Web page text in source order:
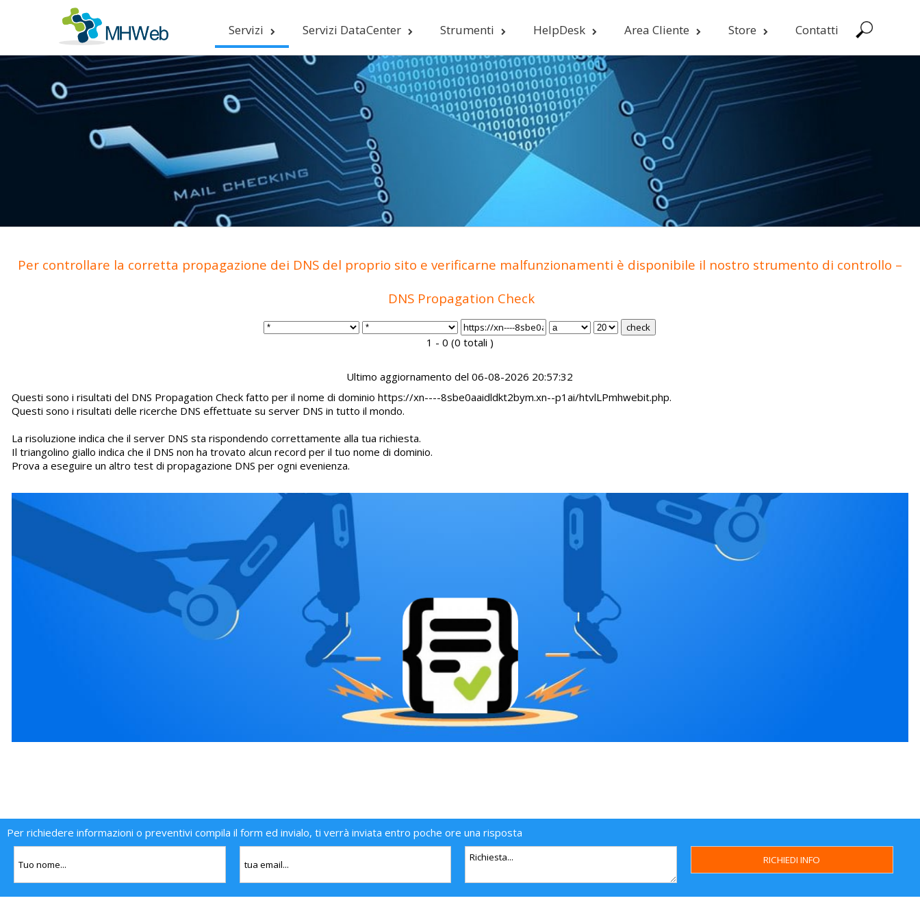
Servizi Servizi DataCenter Strumenti HelpDesk Area Cliente Store Contatti
Per controllare la corretta propagazione dei DNS del proprio sito e verificarne malfunzionamenti è disponibile il nostro strumento di controllo –
DNS Propagation Check
1 - 0 (0 totali )
Ultimo aggiornamento del 06-08-2026 20:57:32
Questi sono i risultati del DNS Propagation Check fatto per il nome di dominio https://xn----8sbe0aaidldkt2bym.xn--p1ai/htvlLPmhwebit.php.
Questi sono i risultati delle ricerche DNS effettuate su server DNS in tutto il mondo.
La risoluzione indica che il server DNS sta rispondendo correttamente alla tua richiesta.
Il triangolino giallo indica che il DNS non ha trovato alcun record per il tuo nome di dominio.
Prova a eseguire un altro test di propagazione DNS per ogni evenienza.
Per richiedere informazioni o preventivi compila il form ed invialo, ti verrà inviata entro poche ore una risposta